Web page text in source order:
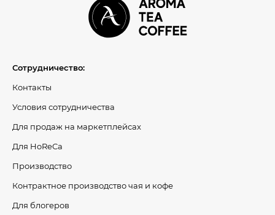
Сотрудничество:
Контакты
Условия сотрудничества
Для продаж на маркетплейсах
Для HoReCa
Производство
Контрактное производство чая и кофе
Для блогеров